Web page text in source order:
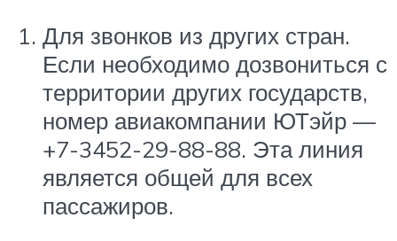
Для звонков из других стран.
Если необходимо дозвониться с
территории других государств,
номер авиакомпании ЮТэйр —
+7-3452-29-88-88. Эта линия
является общей для всех
пассажиров.